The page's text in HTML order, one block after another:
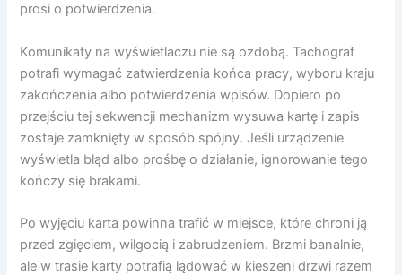
prosi o potwierdzenia.
Komunikaty na wyświetlaczu nie są ozdobą. Tachograf
potrafi wymagać zatwierdzenia końca pracy, wyboru kraju
zakończenia albo potwierdzenia wpisów. Dopiero po
przejściu tej sekwencji mechanizm wysuwa kartę i zapis
zostaje zamknięty w sposób spójny. Jeśli urządzenie
wyświetla błąd albo prośbę o działanie, ignorowanie tego
kończy się brakami.
Po wyjęciu karta powinna trafić w miejsce, które chroni ją
przed zgięciem, wilgocią i zabrudzeniem. Brzmi banalnie,
ale w trasie karty potrafią lądować w kieszeni drzwi razem